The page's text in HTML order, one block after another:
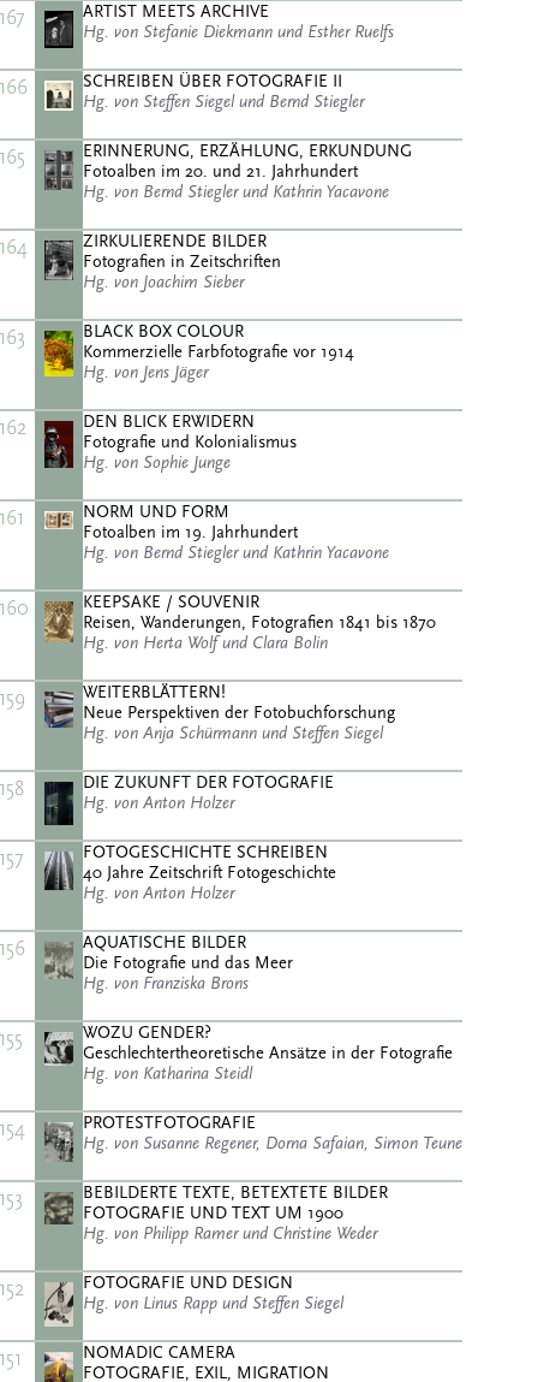
167
ARTIST MEETS ARCHIVE
Hg. von Stefanie Diekmann und Esther Ruelfs
166
SCHREIBEN ÜBER FOTOGRAFIE II
Hg. von Steffen Siegel und Bernd Stiegler
165
ERINNERUNG, ERZÄHLUNG, ERKUNDUNG
Fotoalben im 20. und 21. Jahrhundert
Hg. von Bernd Stiegler und Kathrin Yacavone
164
ZIRKULIERENDE BILDER
Fotografien in Zeitschriften
Hg. von Joachim Sieber
163
BLACK BOX COLOUR
Kommerzielle Farbfotografie vor 1914
Hg. von Jens Jäger
162
DEN BLICK ERWIDERN
Fotografie und Kolonialismus
Hg. von Sophie Junge
161
NORM UND FORM
Fotoalben im 19. Jahrhundert
Hg. von Bernd Stiegler und Kathrin Yacavone
160
KEEPSAKE / SOUVENIR
Reisen, Wanderungen, Fotografien 1841 bis 1870
Hg. von Herta Wolf und Clara Bolin
159
WEITERBLÄTTERN!
Neue Perspektiven der Fotobuchforschung
Hg. von Anja Schürmann und Steffen Siegel
158
DIE ZUKUNFT DER FOTOGRAFIE
Hg. von Anton Holzer
157
FOTOGESCHICHTE SCHREIBEN
40 Jahre Zeitschrift Fotogeschichte
Hg. von Anton Holzer
156
AQUATISCHE BILDER
Die Fotografie und das Meer
Hg. von Franziska Brons
155
WOZU GENDER?
Geschlechtertheoretische Ansätze in der Fotografie
Hg. von Katharina Steidl
154
PROTESTFOTOGRAFIE
Hg. von Susanne Regener, Dorna Safaian, Simon Teune
153
BEBILDERTE TEXTE, BETEXTETE BILDER
FOTOGRAFIE UND TEXT UM 1900
Hg. von Philipp Ramer und Christine Weder
152
FOTOGRAFIE UND DESIGN
Hg. von Linus Rapp und Steffen Siegel
151
NOMADIC CAMERA
FOTOGRAFIE, EXIL, MIGRATION